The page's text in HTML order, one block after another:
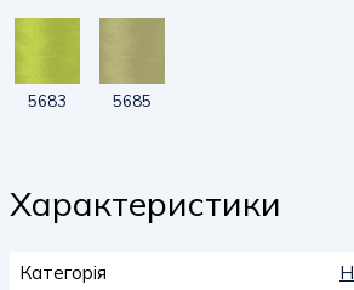
5683 5685
Характеристики
Категорія